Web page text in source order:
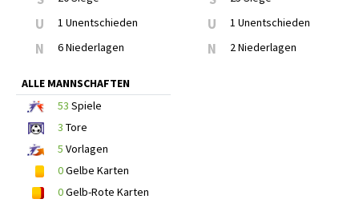
U 1 Unentschieden
N 6 Niederlagen
U 1 Unentschieden
N 2 Niederlagen
ALLE MANNSCHAFTEN
53 Spiele
3 Tore
5 Vorlagen
0Gelbe Karten
0Gelb-Rote Karten